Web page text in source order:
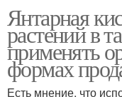
Янтарная
растений в
применять
формах
Есть мнение, что